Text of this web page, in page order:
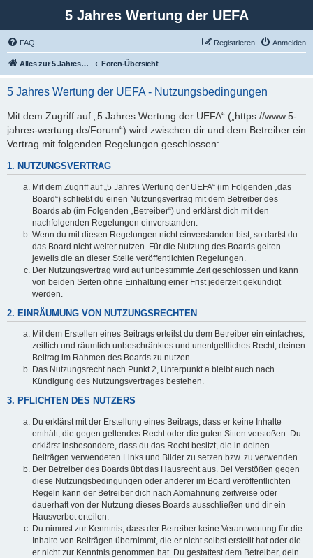
5 Jahres Wertung der UEFA
FAQ Anmelden
Registrieren
Alles zur 5 Jahreswertung / Tabelle der UEFA mit vielen Statistiken. Foren-Übersicht
5 Jahres Wertung der UEFA - Nutzungsbedingungen
Mit dem Zugriff auf „5 Jahres Wertung der UEFA“ („https://www.5-
jahres-wertung.de/Forum“) wird zwischen dir und dem Betreiber ein
Vertrag mit folgenden Regelungen geschlossen:
1. NUTZUNGSVERTRAG
Mit dem Zugriff auf „5 Jahres Wertung der UEFA“ (im Folgenden „das
Board“) schließt du einen Nutzungsvertrag mit dem Betreiber des
Boards ab (im Folgenden „Betreiber“) und erklärst dich mit den
nachfolgenden Regelungen einverstanden.
Wenn du mit diesen Regelungen nicht einverstanden bist, so darfst du
das Board nicht weiter nutzen. Für die Nutzung des Boards gelten
jeweils die an dieser Stelle veröffentlichten Regelungen.
Der Nutzungsvertrag wird auf unbestimmte Zeit geschlossen und kann
von beiden Seiten ohne Einhaltung einer Frist jederzeit gekündigt
werden.
2. EINRÄUMUNG VON NUTZUNGSRECHTEN
Mit dem Erstellen eines Beitrags erteilst du dem Betreiber ein einfaches,
zeitlich und räumlich unbeschränktes und unentgeltliches Recht, deinen
Beitrag im Rahmen des Boards zu nutzen.
Das Nutzungsrecht nach Punkt 2, Unterpunkt a bleibt auch nach
Kündigung des Nutzungsvertrages bestehen.
3. PFLICHTEN DES NUTZERS
Du erklärst mit der Erstellung eines Beitrags, dass er keine Inhalte
enthält, die gegen geltendes Recht oder die guten Sitten verstoßen. Du
erklärst insbesondere, dass du das Recht besitzt, die in deinen
Beiträgen verwendeten Links und Bilder zu setzen bzw. zu verwenden.
Der Betreiber des Boards übt das Hausrecht aus. Bei Verstößen gegen
diese Nutzungsbedingungen oder anderer im Board veröffentlichten
Regeln kann der Betreiber dich nach Abmahnung zeitweise oder
dauerhaft von der Nutzung dieses Boards ausschließen und dir ein
Hausverbot erteilen.
Du nimmst zur Kenntnis, dass der Betreiber keine Verantwortung für die
Inhalte von Beiträgen übernimmt, die er nicht selbst erstellt hat oder die
er nicht zur Kenntnis genommen hat. Du gestattest dem Betreiber, dein